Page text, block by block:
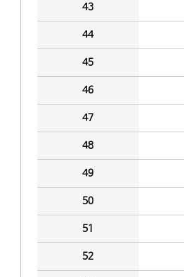
43
44
45
46
47
48
49
50
51
52